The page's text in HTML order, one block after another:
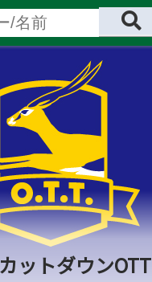
ットダウンOTT